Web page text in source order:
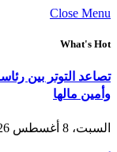
Close Menu
What's Hot
تصاعد التوتر بين
وأمين مالها
السبت، 8 أغسطس 2026